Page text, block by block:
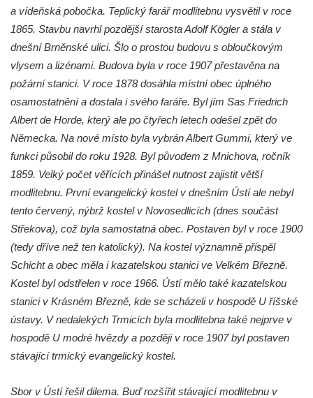
Křížová cesta Římov – III. kaple – Stádní
Křížová cesta Římov – I. kaple – Loučení
Ježíše s Pannou Marií
Márnice na hřbitově v Římově
Kaple v Horním Třeboníně
Kaple Panny Marie v Horním Třeboníně
Kaple v severní části Dolního Třebonína
Márnice na hřbitově v Rybniště
Kaple u kostela svatého Jiljí v Lužci nad
Vltavou
Kostel svatého Jiljí v Lužci nad Vltavou
Kostel Nanebevzetí Panny Marie v Hostíně
a vídeňská pobočka. Teplický farář modlitebnu vysvětil v roce
1865. Stavbu navrhl pozdější starosta Adolf Kögler a stála v
dnešní Brněnské ulici. Šlo o prostou budovu s obloučkovým
vlysem a lizénami. Budova byla v roce 1907 přestavěna na
požární stanici. V roce 1878 dosáhla místní obec úplného
osamostatnění a dostala i svého faráře. Byl jím Sas Friedrich
Albert de Horde, který ale po čtyřech letech odešel zpět do
Německa. Na nové místo byla vybrán Albert Gummi, který ve
funkci působil do roku 1928. Byl původem z Mnichova, ročník
1859. Velký počet věřících přinášel nutnost zajistit větší
modlitebnu. První evangelický kostel v dnešním Ústí ale nebyl
tento červený, nýbrž kostel v Novosedlicích (dnes součást
Střekova), což byla samostatná obec. Postaven byl v roce 1900
(tedy dříve než ten katolický). Na kostel významně přispěl
Schicht a obec měla i kazatelskou stanici ve Velkém Březně.
Kostel byl odstřelen v roce 1966. Ústí mělo také kazatelskou
stanici v Krásném Březně, kde se scházeli v hospodě U říšské
ústavy. V nedalekých Trmicích byla modlitebna také nejprve v
hospodě U modré hvězdy a později v roce 1907 byl postaven
stávající trmický evangelický kostel.
Sbor v Ústí řešil dilema. Buď rozšířit stávající modlitebnu v